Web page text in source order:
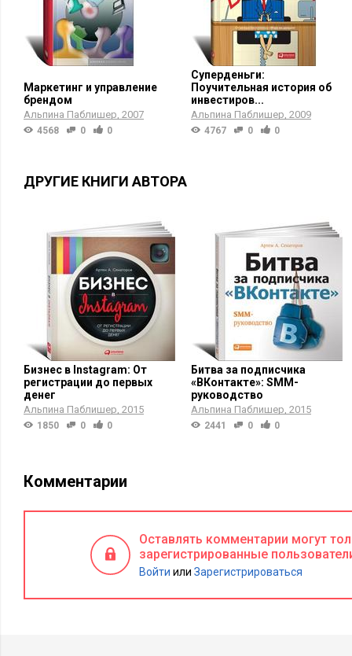
Маркетинг и управление
брендом
Альпина Паблишер 2007
4568 0 0
Суперденьги:
Поучительная история об
инвестиров...
Альпина Паблишер 2009
4767 0 0
ДРУГИЕ КНИГИ АВТОРА
Бизнес в Instagram: От
регистрации до первых
денег
Альпина Паблишер 2015
1850 0 0
Битва за подписчика
«ВКонтакте»: SMM-
руководство
Альпина Паблишер 2015
2441 0 0
Комментарии
Оставлять комментарии могут
зарегистрированные
Войти или Зарегистрироваться